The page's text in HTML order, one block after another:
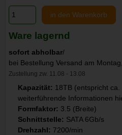
in den Warenkorb
Ware lagernd
sofort abholbar/
bei Bestellung Versand am
Zustellung zw. 11.08 - 13.08
Kapazität: 18TB (entspricht
weiterführende Informationen
Formfaktor: 3.5 (Breite)
Schnittstelle: SATA 6Gb/s
Drehzahl: 7200/min